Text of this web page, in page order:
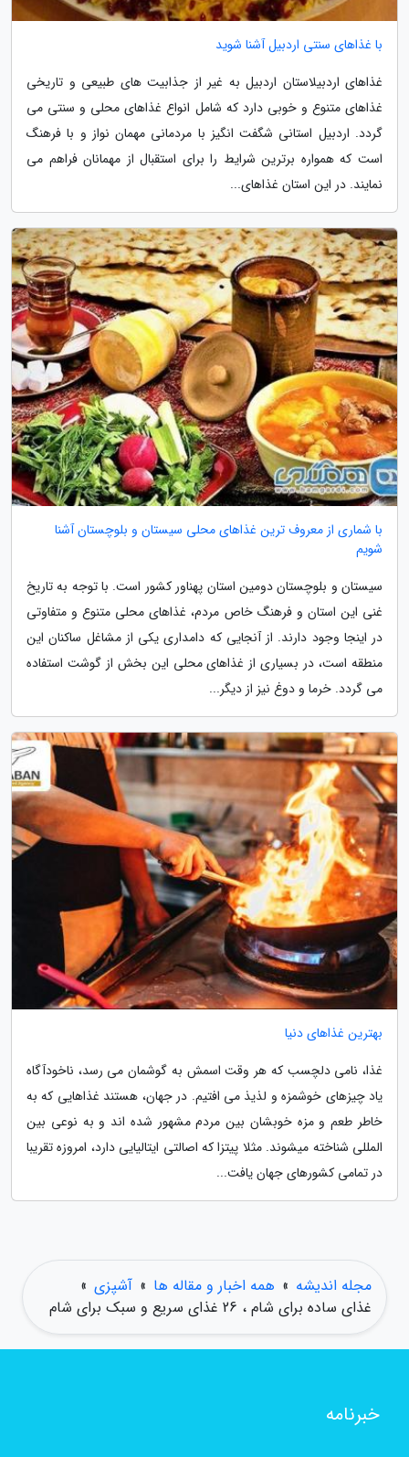
با غذاهای سنتی اردبیل آشنا شوید
غذاهای اردبیلاستان اردبیل به غیر از جذابیت های طبیعی و تاریخی
غذاهای متنوع و خوبی دارد که شامل انواع غذاهای محلی و سنتی می
گردد. اردبیل استانی شگفت انگیز با مردمانی مهمان نواز و با فرهنگ
است که همواره برترین شرایط را برای استقبال از مهمانان فراهم می
نمایند. در این استان غذاهای...
با شماری از معروف ترین غذاهای محلی سیستان و بلوچستان آشنا
شویم
سیستان و بلوچستان دومین استان پهناور کشور است. با توجه به تاریخ
غنی این استان و فرهنگ خاص مردم، غذاهای محلی متنوع و متفاوتی
در اینجا وجود دارند. از آنجایی که دامداری یکی از مشاغل ساکنان این
منطقه است، در بسیاری از غذاهای محلی این بخش از گوشت استفاده
می گردد. خرما و دوغ نیز از دیگر...
بهترین غذاهای دنیا
غذا، نامی دلچسب که هر وقت اسمش به گوشمان می رسد، ناخودآگاه
یاد چیزهای خوشمزه و لذیذ می افتیم. در جهان، هستند غذاهایی که به
خاطر طعم و مزه خوبشان بین مردم مشهور شده اند و به نوعی بین
المللی شناخته میشوند. مثلا پیتزا که اصالتی ایتالیایی دارد، امروزه تقریبا
در تمامی کشورهای جهان یافت...
مجله اندیشه » همه اخبار و مقاله ها » آشپزی »
غذای ساده برای شام ، 26 غذای سریع و سبک برای شام
خبرنامه